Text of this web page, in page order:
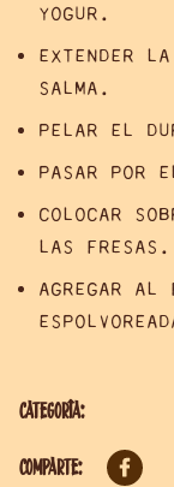
YOGUR.
EXTENDER
SALMA.
PELAR EL
PASAR POR
COLOCAR
LAS FRESAS.
AGREGAR
Categoría:
Comparte: